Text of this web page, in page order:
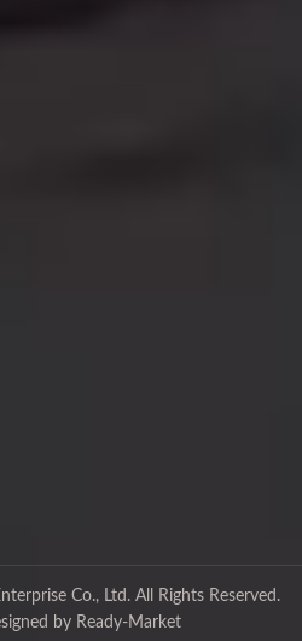
Co., Ltd.All Rights Reserved.
by Ready-Market